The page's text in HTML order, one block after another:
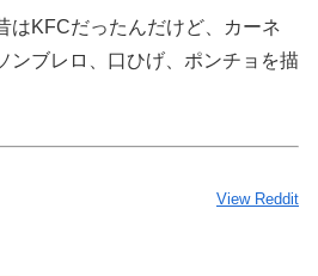
はKFCだったんだけど、カーネ
ンブレロ、口ひげ、ポンチョを描
View Reddit